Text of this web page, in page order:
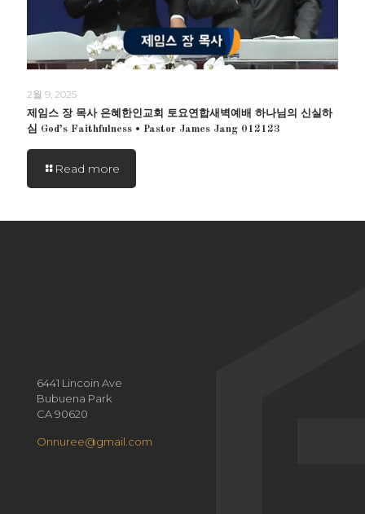
2월 9, 2025
제임스 장 목사 은혜한인교회 토요연합새벽예배 하나님의 신실하
심 God’s Faithfulness • Pastor James Jang 012123
Read more
6441 Lincoin Ave
Bubuena Park
CA 90620
Onnuree@gmail.com